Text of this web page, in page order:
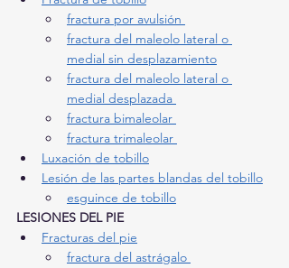
fractura por avulsión
fractura del maleolo lateral o
medial sin desplazamiento
fractura del maleolo lateral o
medial desplazada
fractura bimaleolar
fractura trimaleolar
Luxación de tobillo
Lesión de las partes blandas del tobillo
esguince de tobillo
LESIONES DEL PIE
Fracturas del pie
fractura del astrágalo